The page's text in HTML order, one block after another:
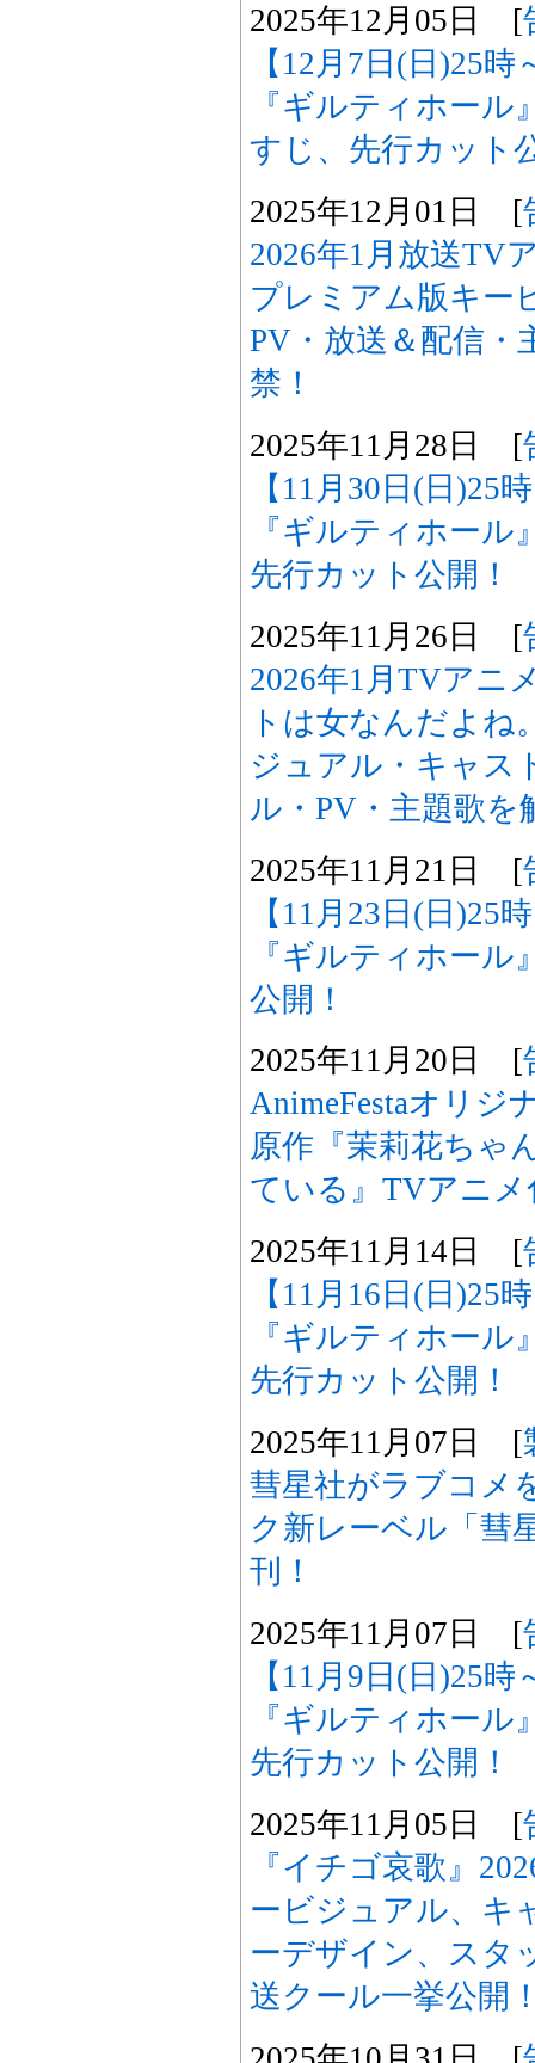
2025年12月05日 [
【12月7日(日)25
『ギルティホール
すじ、先行カット
2025年12月01日 [
2026年1月放送TV
プレミアム版キー
PV・放送＆配信・
禁！
2025年11月28日 [
【11月30日(日)25
『ギルティホー
先行カット公開！
2025年11月26日 [
2026年1月TVアニ
トは女なんだよね
ジュアル・キャス
ル・PV・主題歌を
2025年11月21日 [
【11月23日(日)25
『ギルティホール
公開！
2025年11月20日 [
AnimeFestaオリジ
原作『茉莉花ちゃ
ている』TVアニメ
2025年11月14日 [
【11月16日(日)25
『ギルティホー
先行カット公開！
2025年11月07日 [
彗星社がラブコメ
ク新レーベル「彗
刊！
2025年11月07日 [
【11月9日(日)25
『ギルティホー
先行カット公開！
2025年11月05日 [
『イチゴ哀歌』
ービジュアル、キ
ーデザイン、スタ
送クール一挙公開